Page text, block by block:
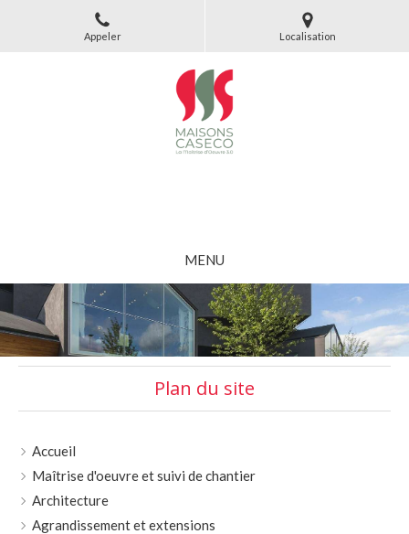
Appeler Localisation
MENU
Plan du site
Accueil
Maîtrise d'oeuvre et suivi de chantier
Architecture
Agrandissement et extensions